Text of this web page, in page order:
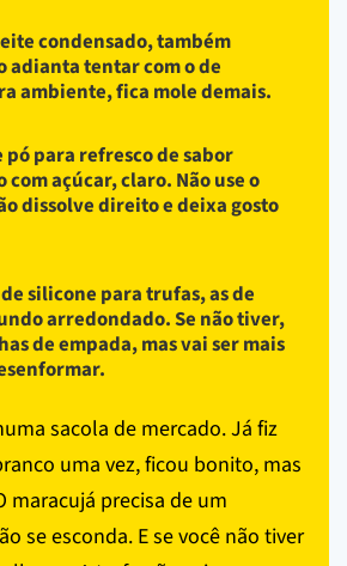
condensado, também
adianta tentar com o de
ambiente, fica mole demais.
pó para refresco de sabor
com açúcar, claro. Não use o
dissolve direito e deixa gosto
silicone para trufas, as de
arredondado. Se não tiver,
de empada, mas vai ser mais
sacola de mercado. Já fiz
uma vez, ficou bonito, mas
maracujá precisa de um
se esconda. E se você não tiver